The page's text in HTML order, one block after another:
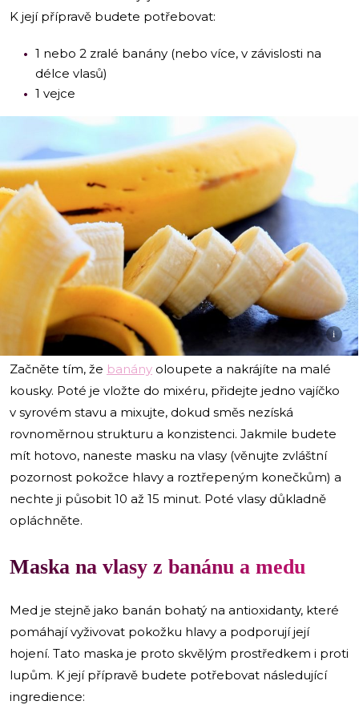
K její přípravě budete potřebovat:
1 nebo 2 zralé banány (nebo více, v závislosti na
délce vlasů)
1 vejce
i
Začněte tím, že banány oloupete a nakrájíte na malé
kousky. Poté je vložte do mixéru, přidejte jedno vajíčko
v syrovém stavu a mixujte, dokud směs nezíská
rovnoměrnou strukturu a konzistenci. Jakmile budete
mít hotovo, naneste masku na vlasy (věnujte zvláštní
pozornost pokožce hlavy a roztřepeným konečkům) a
nechte ji působit 10 až 15 minut. Poté vlasy důkladně
opláchněte.
Maska na vlasy z banánu a medu
Med je stejně jako banán bohatý na antioxidanty, které
pomáhají vyživovat pokožku hlavy a podporují její
hojení. Tato maska je proto skvělým prostředkem i proti
lupům. K její přípravě budete potřebovat následující
ingredience: